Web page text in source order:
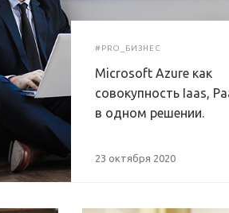
#PRO_БИЗНЕС
Microsoft Azure как
совокупность Iaas,
в одном решении.
23 октября 2020